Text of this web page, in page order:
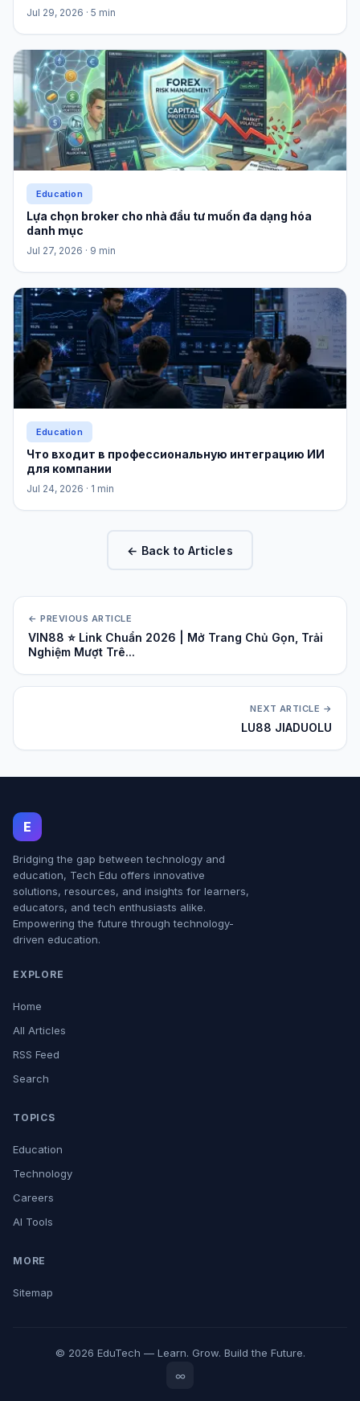
Jul 29, 2026 · 5 min
Education
Lựa chọn broker cho nhà đầu tư muốn đa dạng hóa
danh mục
Jul 27, 2026 · 9 min
Education
Что входит в профессиональную интеграцию ИИ
для компании
Jul 24, 2026 · 1 min
← Back to Articles
← PREVIOUS ARTICLE
VIN88 ⭐ Link Chuẩn 2026 | Mở Trang Chủ Gọn, Trải
Nghiệm Mượt Trê...
NEXT ARTICLE →
LU88 JIADUOLU
E
Bridging the gap between technology and
education, Tech Edu offers innovative
solutions, resources, and insights for learners,
educators, and tech enthusiasts alike.
Empowering the future through technology-
driven education.
EXPLORE
Home
All Articles
RSS Feed
Search
TOPICS
Education
Technology
Careers
AI Tools
MORE
Sitemap
© 2026 EduTech — Learn. Grow. Build the Future.
∞